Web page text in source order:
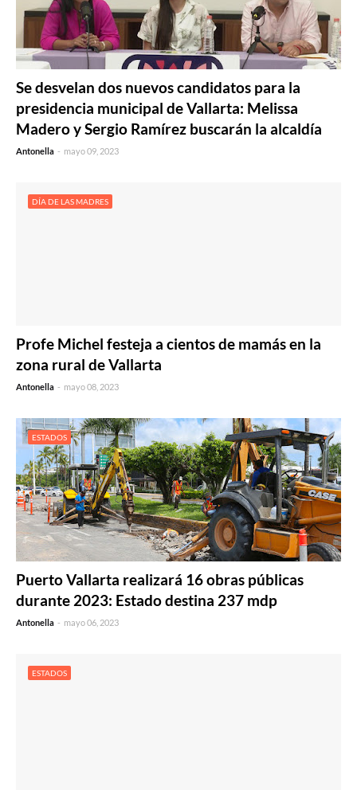
Se desvelan dos nuevos candidatos para la
presidencia municipal de Vallarta: Melissa
Madero y Sergio Ramírez buscarán la alcaldía
Antonella - mayo 09, 2023
DÍA DE LAS MADRES
Profe Michel festeja a cientos de mamás en la
zona rural de Vallarta
Antonella - mayo 08, 2023
ESTADOS
Puerto Vallarta realizará 16 obras públicas
durante 2023: Estado destina 237 mdp
Antonella - mayo 06, 2023
ESTADOS